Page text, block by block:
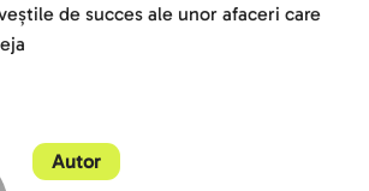
de succes ale unor afaceri care
Autor